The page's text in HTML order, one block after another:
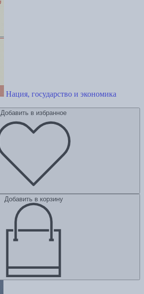
Нация, государство и экономика
Добавить в избранное
Добавить в корзину